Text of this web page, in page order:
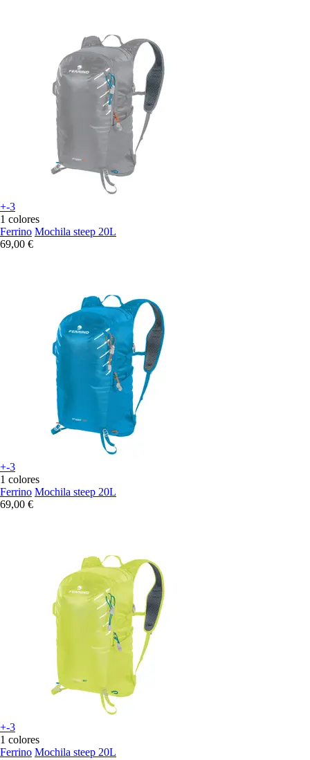
+-3
1 colores
Ferrino Mochila steep 20L
69,00 €
+-3
1 colores
Ferrino Mochila steep 20L
69,00 €
+-3
1 colores
Ferrino Mochila steep 20L